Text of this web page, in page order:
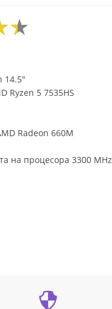
14.5"
Ryzen 5 7535HS
Radeon 660M
на процесора 3300 MHz